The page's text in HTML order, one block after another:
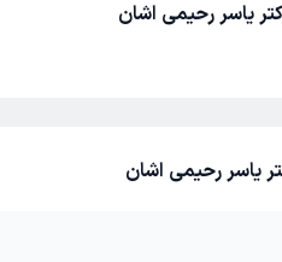
یاسر رحیمی اشان
یاسر رحیمی اشان